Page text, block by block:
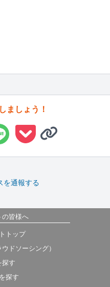
ましょう！
を通報する
の皆様へ
トップ
ドソーシング）
探す
探す